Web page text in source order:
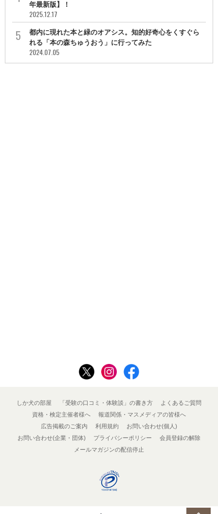
年最新版】！
2025.12.17
都内に現れた本と緑のオアシス。知的好奇心をくすぐら
れる「本の森ちゅうおう」に行ってみた
2024.07.05
しか犬の部屋 「受験の口コミ・体験談」の書き方
よくあるご質問
資格・検定主催者様へ
報道関係・マスメディアの皆様へ
広告掲載のご案内
利用規約
お問い合わせ(個人)
お問い合わせ(企業・団体)
プライバシーポリシー
会員登録の解除
メールマガジンの配信停止